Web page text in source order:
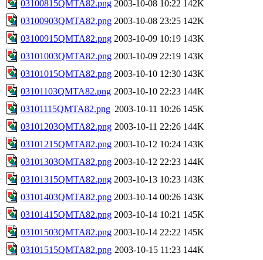
03100815QMTA82.png 2003-10-08 10:22 142K
03100903QMTA82.png 2003-10-08 23:25 142K
03100915QMTA82.png 2003-10-09 10:19 143K
03101003QMTA82.png 2003-10-09 22:19 143K
03101015QMTA82.png 2003-10-10 12:30 143K
03101103QMTA82.png 2003-10-10 22:23 144K
03101115QMTA82.png 2003-10-11 10:26 145K
03101203QMTA82.png 2003-10-11 22:26 144K
03101215QMTA82.png 2003-10-12 10:24 143K
03101303QMTA82.png 2003-10-12 22:23 144K
03101315QMTA82.png 2003-10-13 10:23 143K
03101403QMTA82.png 2003-10-14 00:26 143K
03101415QMTA82.png 2003-10-14 10:21 145K
03101503QMTA82.png 2003-10-14 22:22 145K
03101515QMTA82.png 2003-10-15 11:23 144K